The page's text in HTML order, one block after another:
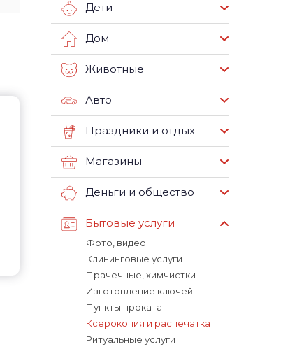
Дети
Дом
Животные
Авто
Праздники и отдых
Магазины
Деньги и общество
Бытовые услуги
Фото, видео
Клининговые услуги
Прачечные, химчистки
Изготовление ключей
Пункты проката
Ксерокопия и распечатка
Ритуальные услуги